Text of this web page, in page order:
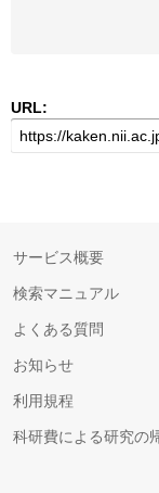
URL:
サービス概要
検索マニュアル
よくある質問
お知らせ
利用規程
科研費による研究の